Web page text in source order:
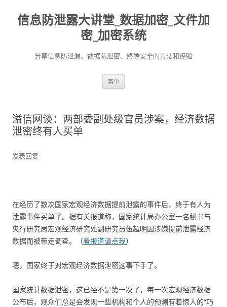
信息防泄露大讲堂_数据加密_文件加
密_加密系统
分享信息防泄漏、数据防泄密、终端安全的方法和经验
菜单
溢信网谈：两部委副处级官员涉案，经济数据
泄密终有人买单
发表回复
在经历了数次国家宏观经济数据提前泄露的事件后，终于有人为
泄露事件买单了。据有关报道称，国家统计局办公室一名秘书与
央行研究局宏观经济研究处副研究员伍超明因涉嫌提前泄露经济
数据而被带走调查。（看报道请点我）
嗯，国家终于对宏观经济数据泄密这事下手了。
国家统计数据泄密，这已经不是第一次了，每一次宏观经济数据
公布后，观众们总是会发现一些机构和个人的预测有着惊人的“巧